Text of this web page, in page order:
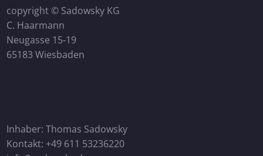
copyright © Sadowsky KG
C. Haarmann
Neugasse 15-19
65183 Wiesbaden
Inhaber: Thomas Sadowsky
Kontakt: +49 611 53236220